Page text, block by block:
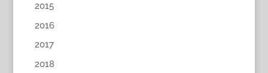
2015
2016
2017
2018